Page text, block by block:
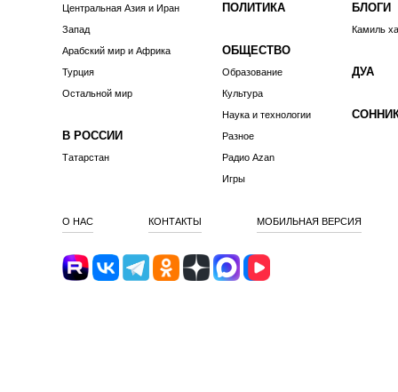
Центральная Азия и Иран
Запад
Арабский мир и Африка
Турция
Остальной мир
В РОССИИ
Татарстан
ПОЛИТИКА
ОБЩЕСТВО
Образование
Культура
Наука и технологии
Разное
Радио Azan
Игры
БЛОГИ
Камиль
ДУА
О НАС КОНТАКТЫ МОБИЛЬНАЯ ВЕРСИЯ